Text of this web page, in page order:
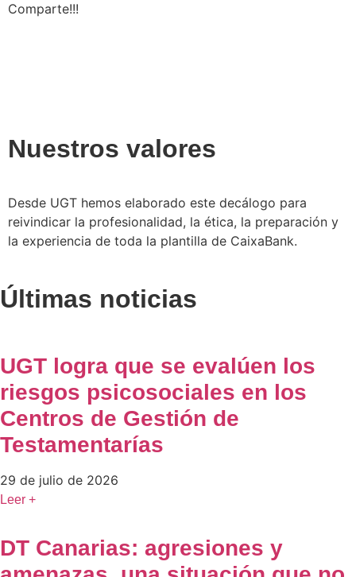
Comparte!!!
Nuestros valores
Desde UGT hemos elaborado este decálogo para
reivindicar la profesionalidad, la ética, la preparación y
la experiencia de toda la plantilla de CaixaBank.
Últimas noticias
UGT logra que se evalúen los
riesgos psicosociales en los
Centros de Gestión de
Testamentarías
29 de julio de 2026
Leer +
DT Canarias: agresiones y